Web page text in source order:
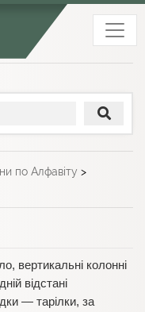
по Алфавіту >
вертикальні колонні
відстані
— тарілки, за